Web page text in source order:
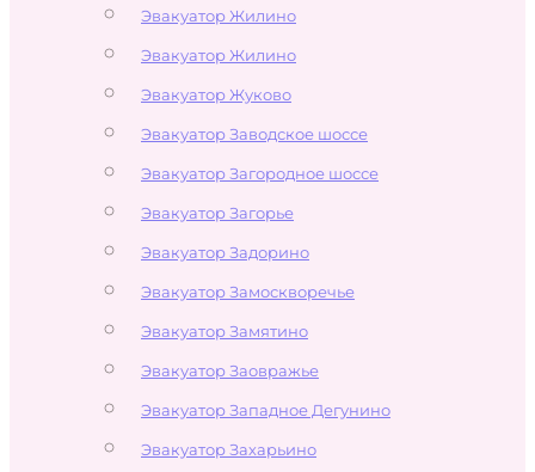
Эвакуатор Жилино
Эвакуатор Жилино
Эвакуатор Жуково
Эвакуатор Заводское шоссе
Эвакуатор Загородное шоссе
Эвакуатор Загорье
Эвакуатор Задорино
Эвакуатор Замоскворечье
Эвакуатор Замятино
Эвакуатор Заовражье
Эвакуатор Западное Дегунино
Эвакуатор Захарьино